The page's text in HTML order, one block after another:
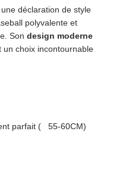
déclaration de style
polyvalente et
Son design moderne
un choix incontournable
parfait ( 55-60CM)